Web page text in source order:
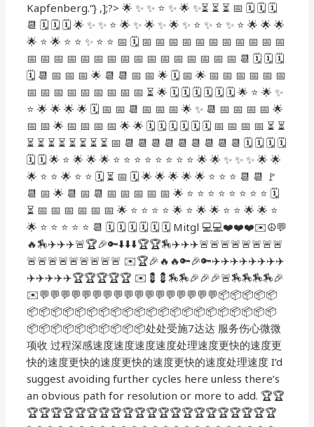
Kapfenberg.“} ‚];?> 🌟 ✨ ✨ ⭐️ ✨ 🌟 ✨⏳ ⏳ ⏳ 📅 🗓️ 🗓️ 🗓️
📆 🗓️ 🗓️ 🗓️ 🌟 ✨ ✨ ⭐️ 🌟 ✨ 🌟 ✨ 🌟 ✨ ⭐️ ✨ ⭐️ ✨ ⭐️ 🌟 🌟 🌟
🌟 ⭐️ 🌟 ⭐️ ⭐️ ✨ ⭐️ ⭐️ 📅 🗓️ 📅 📅 📅 📅 📅 📅 📅 📅 📅 📅 📅
📅 📅 📅 📅 📅 📅 📅 📅 📅 📅 📅 📅 📅 📅 📅 📅 📆 🗓️ 🗓️ 🗓️
🗓️ 📆 📅 📅 📅 🌟 📆 📆 📅 📅 🌟 🗓️ 📅 🌟 📅 📅 📅 📅 📅 📅
📅 📅 📅 📅 📅 📅 📅 📅 📅 ⏳ 🌟 🗓️ 🗓️ 🗓️ 🗓️ 🗓️ 🗓️ 🌟 ⭐️ 🌟 ✨
⭐️ 🌟 🌟 🌟 🌟 🗓️ 📅 📅 📆 📅 📅 📅 🌟 ✨ 📆 📅 📅 📅 📅 🌟
📅 📅 🌟 📅 📅 📅 📅 🌟 🌟 🗓️ 🗓️ 🗓️ 🗓️ 🗓️ 🗓️ 📅 📅 📅 📅 ⏳ ⏳
⏳ ⏳ ⏳ ⏳ ⏳ ⏳ ⏳ ⏳ 📅 📆 📆 📆 📆 📆 📆 📆 📆 📆 🗓️ 🗓️ 🗓️ 🗓️
🗓️ 🗓️ 🌟 ⭐️ 🌟 🌟 🌟 ⭐️ ⭐️ ⭐️ ⭐️ ⭐️ ⭐️ ⭐️ ⭐️ 🌟 🌟 ✨ ✨ ✨ 🌟 🌟
🌟 ⭐️ ⭐️ 🌟 ⭐️ ⭐️ 🗓️ ⏳ 📅 🗓️ 🌟 🌟 🌟 🌟 🌟 ⭐️ ⭐️ ⭐️ 📆 📆 🚩
📆 📅 🌟 📆 📅 📆 📅 📅 📅 📅 📅 🌟 ⭐️ ⭐️ ⭐️ ⭐️ ⭐️ ⭐️ ⭐️ ⭐️ 🗓️
⏳ 📅 📅 📅 📅 📅 📅 🌟 ⭐️ ⭐️ ⭐️ ⭐️ 🌟 ⭐️ 🌟 🌟 ⭐️ ⭐️ 🌟 🌟 ⭐️
🌟 ⭐️ ⭐️ ⭐️ ⭐️ ⭐️ 📆 🗓️ 🗓️ 🗓️ 🗓️ 🗓️ 🗓️ Mitgl ︎💻💻❤️❤️❤️✉️☮️💬
🔥🏇✈️✈️✈️🚨🏆🎉🔑⬇️⬇️⬇️🏆🏆🏇✈️✈️✈️🚨🚨🚨🚨🚨🚨🚨🚨
🚨🚨🚨🚨🚨🚨🚨🚨🚨 ✉️🏆🎉🔥🔥🔑🎉🔑✈️✈️✈️✈️✈️✈️✈️✈️
✈️✈️✈️✈️✈️🏆🏆🏆🏆🏆 ✉️💈💈🏇🏇🎉🎉🎉🚨🏇🏇🏇🏇🎉
✉️💬💬💬💬💬💬💬💬💬💬💬💬💬💬💬💬💬📦📦📦📦📦
📦📦📦📦📦📦📦📦📦📦📦📦📦📦📦📦📦📦📦📦📦
📦📦📦📦📦📦📦📦📦📦处处受施7达达 服务伤心微微
项收 过程深感速度速度速度速度处理速度更快的速度更
快的速度更快的速度更快的速度更快的速度处理速度 I’d
suggest avoiding further cycles here unless there’s
an obvious path for resolution or more to add. 🏆🏆
🏆🏆🏆🏆🏆🏆🏆🏆🏆🏆🏆🏆🏆🏆🏆🏆🏆🏆🏆🏆🏆